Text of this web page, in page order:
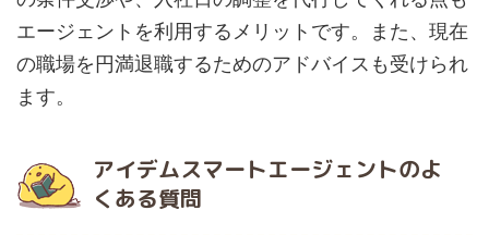
エージェントを利用するメリットです。また、現在
の職場を円満退職するためのアドバイスも受けられ
ます。
アイデムスマートエージェントのよ
くある質問